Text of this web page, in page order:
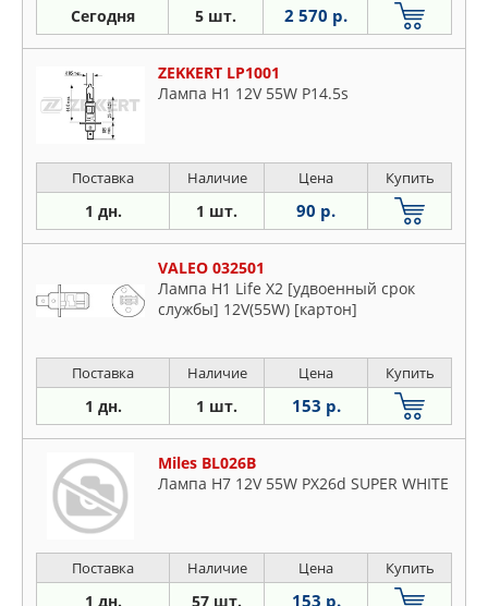
Сегодня 5 шт. 2 570 р.
ZEKKERT LP1001
Лампа H1 12V 55W P14.5s
Поставка Наличие Цена Купить
1 дн. 1 шт. 90 р.
VALEO 032501
Лампа H1 Life X2 [удвоенный срок
службы] 12V(55W) [картон]
Поставка Наличие Цена Купить
1 дн. 1 шт. 153 р.
Miles BL026B
Лампа H7 12V 55W PX26d SUPER WHITE
Поставка Наличие Цена Купить
1 дн. 57 шт. 153 р.